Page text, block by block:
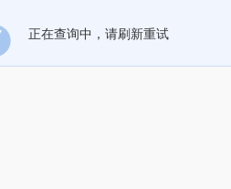
正在查询中，请刷新重试